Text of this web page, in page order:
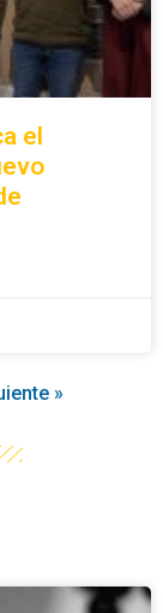
el
»